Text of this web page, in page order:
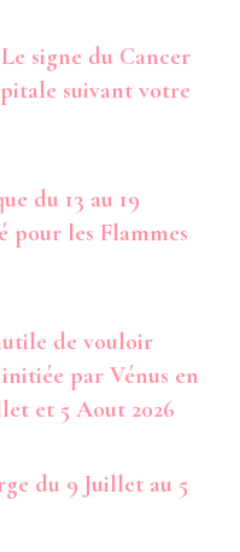
signe du Cancer
suivant votre
du 13 au 19
pour les Flammes
de vouloir
par Vénus en
et 5 Aout 2026
du 9 Juillet au 5